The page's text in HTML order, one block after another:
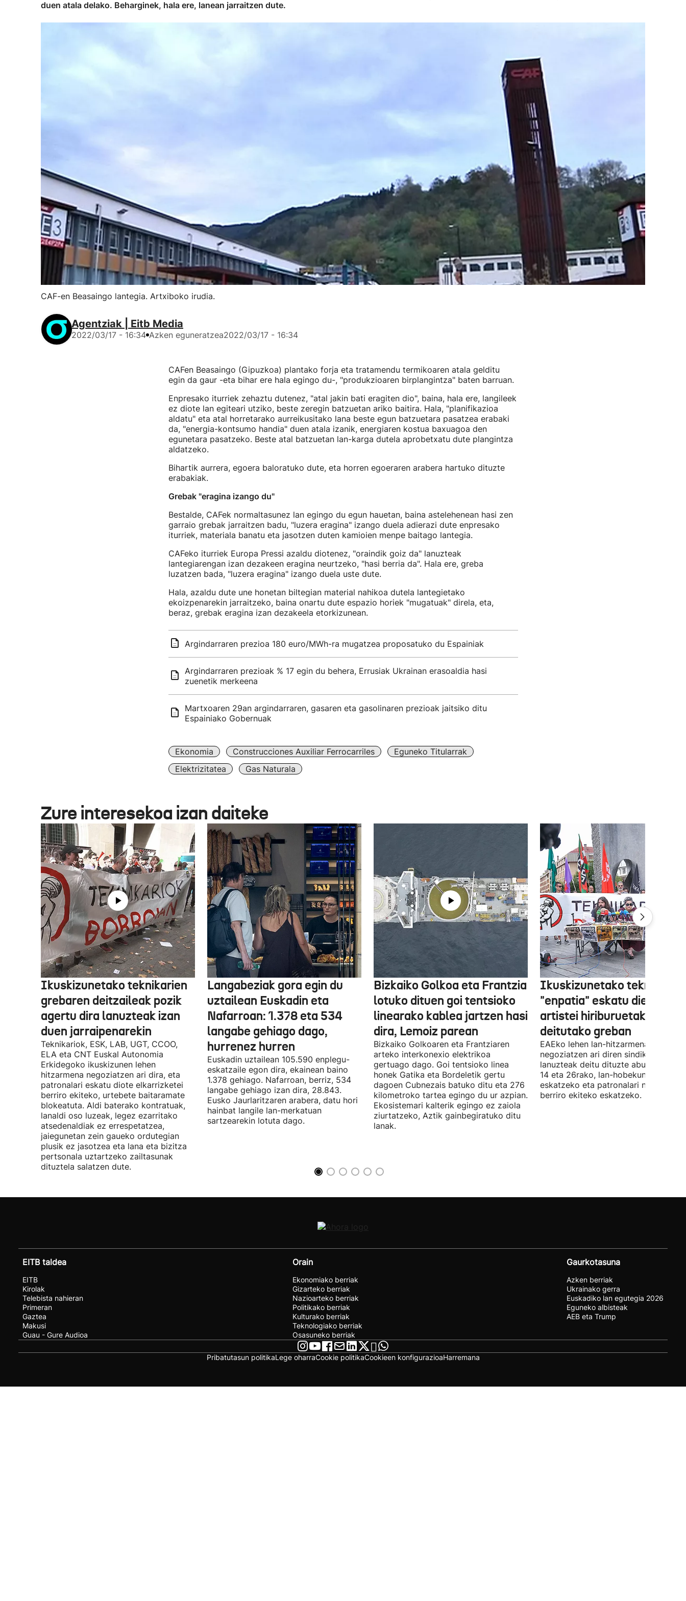
duen atala delako. Beharginek, hala ere, lanean jarraitzen dute.
CAF-en Beasaingo lantegia. Artxiboko irudia.
Agentziak | Eitb Media
2022/03/17 - 16:34 Azken eguneratzea2022/03/17 - 16:34
CAFen Beasaingo (Gipuzkoa) plantako forja eta tratamendu termikoaren atala gelditu
egin da gaur -eta bihar ere hala egingo du-, "produkzioaren birplangintza" baten barruan.
Enpresako iturriek zehaztu dutenez, "atal jakin bati eragiten dio", baina, hala ere, langileek
ez diote lan egiteari utziko, beste zeregin batzuetan ariko baitira. Hala, "planifikazioa
aldatu" eta atal horretarako aurreikusitako lana beste egun batzuetara pasatzea erabaki
da, "energia-kontsumo handia" duen atala izanik, energiaren kostua baxuagoa den
egunetara pasatzeko. Beste atal batzuetan lan-karga dutela aprobetxatu dute plangintza
aldatzeko.
Bihartik aurrera, egoera baloratuko dute, eta horren egoeraren arabera hartuko dituzte
erabakiak.
Grebak "eragina izango du"
Bestalde, CAFek normaltasunez lan egingo du egun hauetan, baina astelehenean hasi zen
garraio grebak jarraitzen badu, "luzera eragina" izango duela adierazi dute enpresako
iturriek, materiala banatu eta jasotzen duten kamioien menpe baitago lantegia.
CAFeko iturriek Europa Pressi azaldu diotenez, "oraindik goiz da" lanuzteak
lantegiarengan izan dezakeen eragina neurtzeko, "hasi berria da". Hala ere, greba
luzatzen bada, "luzera eragina" izango duela uste dute.
Hala, azaldu dute une honetan biltegian material nahikoa dutela lantegietako
ekoizpenarekin jarraitzeko, baina onartu dute espazio horiek "mugatuak" direla, eta,
beraz, grebak eragina izan dezakeela etorkizunean.
Argindarraren prezioa 180 euro/MWh-ra mugatzea proposatuko du Espainiak
Argindarraren prezioak % 17 egin du behera, Errusiak Ukrainan erasoaldia hasi
zuenetik merkeena
Martxoaren 29an argindarraren, gasaren eta gasolinaren prezioak jaitsiko ditu
Espainiako Gobernuak
Ekonomia Construcciones Auxiliar Ferrocarriles
Eguneko Titularrak
Elektrizitatea
Gas Naturala
Zure interesekoa izan daiteke
Ikuskizunetako teknikarien
grebaren deitzaileak pozik
agertu dira lanuzteak izan
duen jarraipenarekin
Teknikariok, ESK, LAB, UGT, CCOO,
ELA eta CNT Euskal Autonomia
Erkidegoko ikuskizunen lehen
hitzarmena negoziatzen ari dira, eta
patronalari eskatu diote elkarrizketei
berriro ekiteko, urtebete baitaramate
blokeatuta. Aldi baterako kontratuak,
lanaldi oso luzeak, legez ezarritako
atsedenaldiak ez errespetatzea,
jaiegunetan zein gaueko ordutegian
plusik ez jasotzea eta lana eta bizitza
pertsonala uztartzeko zailtasunak
dituztela salatzen dute.
Langabeziak gora egin du
uztailean Euskadin eta
Nafarroan: 1.378 eta 534
langabe gehiago dago,
hurrenez hurren
Euskadin uztailean 105.590 enplegu-
eskatzaile egon dira, ekainean baino
1.378 gehiago. Nafarroan, berriz, 534
langabe gehiago izan dira, 28.843.
Eusko Jaurlaritzaren arabera, datu hori
hainbat langile lan-merkatuan
sartzearekin lotuta dago.
Bizkaiko Golkoa eta Frantzia
lotuko dituen goi tentsioko
linearako kablea jartzen hasi
dira, Lemoiz parean
Bizkaiko Golkoaren eta Frantziaren
arteko interkonexio elektrikoa
gertuago dago. Goi tentsioko linea
honek Gatika eta Bordeletik gertu
dagoen Cubnezais batuko ditu eta 276
kilometroko tartea egingo du ur azpian.
Ekosistemari kalterik egingo ez zaiola
ziurtatzeko, Aztik gainbegiratuko ditu
lanak.
Ikuskizunetako teknikariek
"enpatia" eskatu diete
artistei hiriburuetako
deitutako greban
EAEko lehen lan-hitzarmena
negoziatzen ari diren sindikatuek
lanuzteak deitu dituzte abuztuaren 5,
14 eta 26rako, lan-hobekuntzak
eskatzeko eta patronalari
berriro ekiteko eskatzeko.
EITB taldea
EITB
Kirolak
Telebista nahieran
Primeran
Gaztea
Makusi
Guau - Gure Audioa
Orain
Ekonomiako berriak
Gizarteko berriak
Nazioarteko berriak
Politikako berriak
Kulturako berriak
Teknologiako berriak
Osasuneko berriak
Gaurkotasuna
Azken berriak
Ukrainako gerra
Euskadiko lan egutegia 2026
Eguneko albisteak
AEB eta Trump
Pribatutasun politikaLege oharraCookie politikaCookieen konfigurazioaHarremana